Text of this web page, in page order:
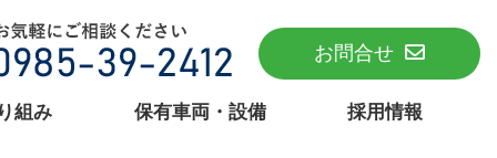
お問合せ
組み 保有車両・設備 採用情報